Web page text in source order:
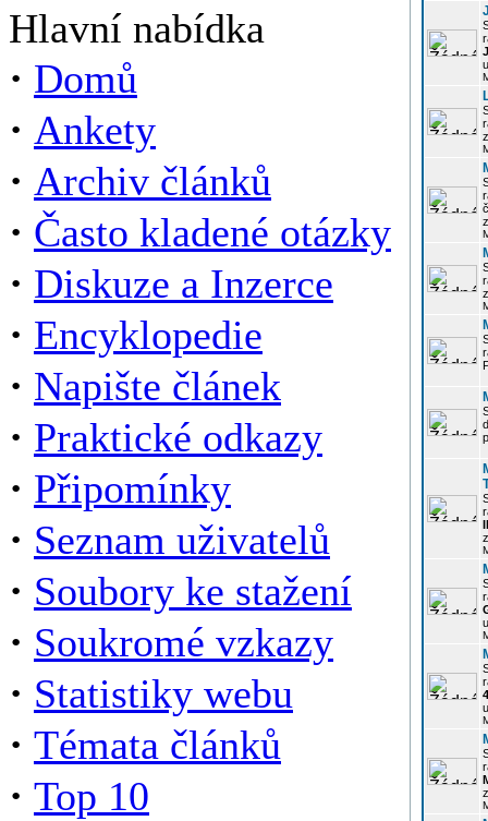
Hlavní nabídka
· Domů
· Ankety
· Archiv článků
· Často kladené otázky
· Diskuze a Inzerce
· Encyklopedie
· Napište článek
· Praktické odkazy
· Připomínky
· Seznam uživatelů
· Soubory ke stažení
· Soukromé vzkazy
· Statistiky webu
· Témata článků
· Top 10